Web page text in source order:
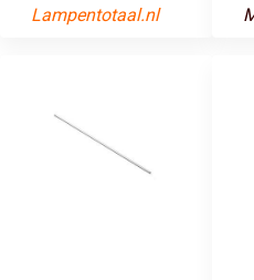
Lampentotaal.nl